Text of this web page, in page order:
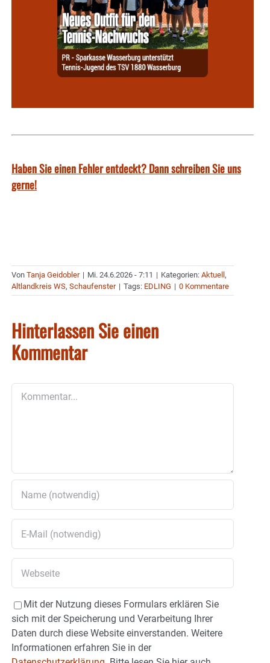
Haben Sie einen Fehler entdeckt? Dann schreiben Sie uns
gerne!
Von Tanja Geidobler | Mi. 24.6.2026 - 7:11 | Kategorien: Aktuell ,
Altlandkreis WS, Schaufenster | Tags: EDLING | 0 Kommentare
Hinterlassen Sie einen
Kommentar
Mit der Nutzung dieses Formulars erklären Sie
sich mit der Speicherung und Verarbeitung Ihrer
Daten durch diese Website einverstanden. Weitere
Informationen erfahren Sie in der